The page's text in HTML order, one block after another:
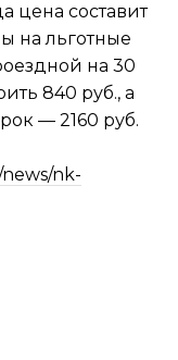
цена составит
на льготные
на 30
840 руб., а
— 2160 руб.
nk-